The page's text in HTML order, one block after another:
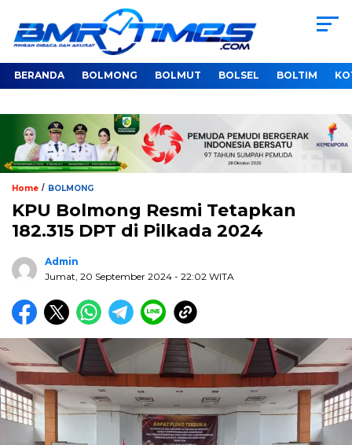
BERANDA BOLMONG BOLMUT BOLSEL BOLTIM
Home / BOLMONG
KPU Bolmong Resmi Tetapkan
182.315 DPT di Pilkada 2024
Admin
Jumat, 20 September 2024 - 22:02 WITA